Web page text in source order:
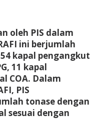
oleh PIS dalam
ini berjumlah
kapal pengangkut
11 kapal
COA. Dalam
PIS
tonase dengan
sesuai dengan